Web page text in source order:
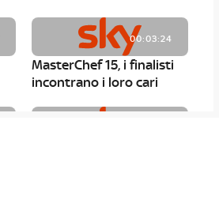
00:03:24
MasterChef 15, i finalisti
incontrano i loro cari